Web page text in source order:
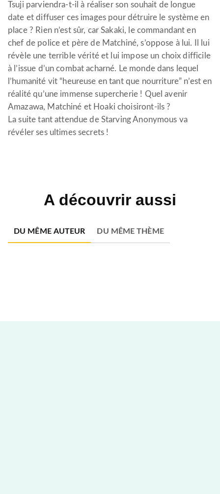
Tsuji parviendra-t-il à réaliser son souhait de longue
date et diffuser ces images pour détruire le système en
place ? Rien n’est sûr, car Sakaki, le commandant en
chef de police et père de Matchiné, s’oppose à lui. Il lui
révèle une terrible vérité et lui impose un choix difficile
à l’issue d’un combat acharné. Le monde dans lequel
l’humanité vit “heureuse en tant que nourriture” n’est en
réalité qu’une immense supercherie ! Quel avenir
Amazawa, Matchiné et Hoaki choisiront-ils ?
La suite tant attendue de Starving Anonymous va
révéler ses ultimes secrets !
A découvrir aussi
DU MÊME AUTEUR DU MÊME THÈME